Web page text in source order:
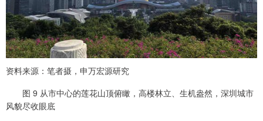
资料来源：笔者摄，申万宏源研究
图 9 从市中心的莲花山顶俯瞰，高楼林立、生机盎然，深圳城市
风貌尽收眼底